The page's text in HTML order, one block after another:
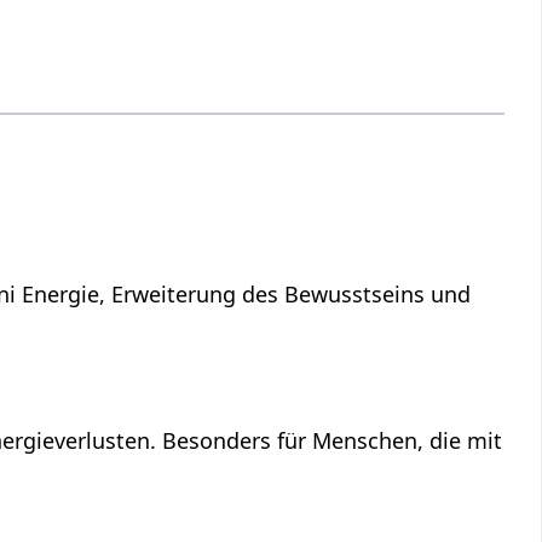
Energie, Erweiterung des Bewusstseins und
Besonders für Menschen, die mit